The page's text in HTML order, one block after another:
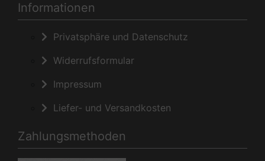
Informationen
Privatsphäre und Datenschutz
Widerrufsformular
Impressum
Liefer- und Versandkosten
Zahlungsmethoden